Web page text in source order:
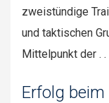
zweistündige
und taktischen
Mittelpunkt der . .
Erfolg